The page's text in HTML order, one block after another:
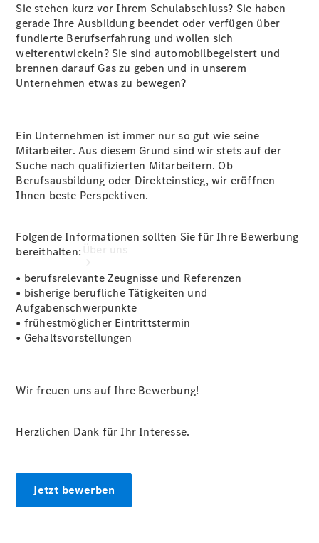
Übersicht
Gebrauchtwagensuche
Kontaktformular
Unternehmensinformationen
Sie stehen kurz vor Ihrem Schulabschluss? Sie haben
gerade Ihre Ausbildung beendet oder verfügen über
fundierte Berufserfahrung und wollen sich
weiterentwickeln? Sie sind automobilbegeistert und
brennen darauf Gas zu geben und in unserem
Unternehmen etwas zu bewegen?
Ein Unternehmen ist immer nur so gut wie seine
Mitarbeiter. Aus diesem Grund sind wir stets auf der
Suche nach qualifizierten Mitarbeitern. Ob
Berufsausbildung oder Direkteinstieg, wir eröffnen
Ihnen beste Perspektiven.
Folgende Informationen sollten Sie für Ihre Bewerbung
bereithalten:
• berufsrelevante Zeugnisse und Referenzen
• bisherige berufliche Tätigkeiten und
Aufgabenschwerpunkte
• frühestmöglicher Eintrittstermin
• Gehaltsvorstellungen
Wir freuen uns auf Ihre Bewerbung!
Herzlichen Dank für Ihr Interesse.
Jetzt bewerben